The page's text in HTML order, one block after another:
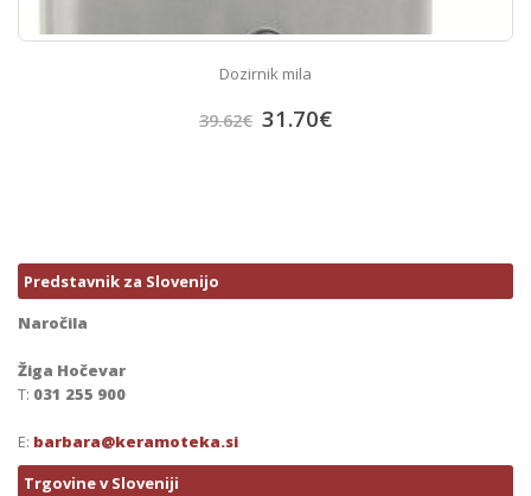
Dozirnik mila
39.62€ 31.70€
Predstavnik za Slovenijo
Naročila
Žiga Hočevar
T: 031 255 900
E: barbara@keramoteka.si
Trgovine v Sloveniji